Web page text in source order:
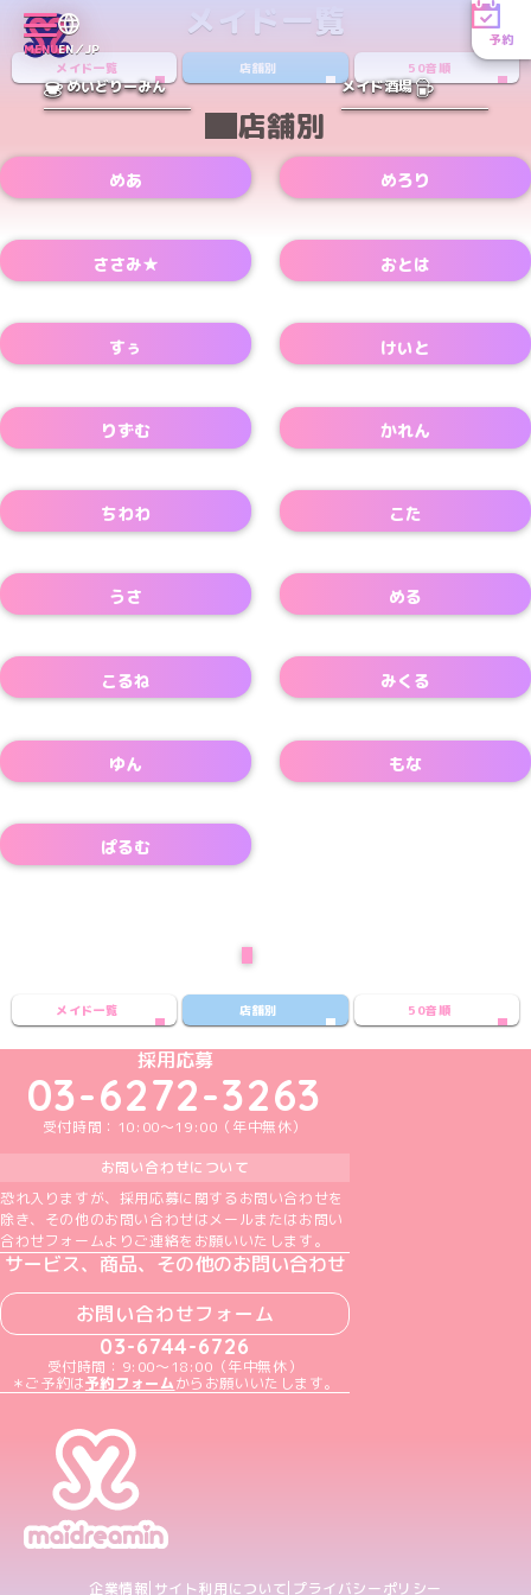
MENUEN／JP
予約
めいどりーみん メイド酒場
メイド一覧
メイド一覧 店舗別 50音順
店舗別
めあ
めろり
ささみ★
おとは
すぅ
けいと
りずむ
かれん
ちわわ
こた
うさ
める
こるね みくる
ゆん もな
ぱるむ
次のページ
メイド一覧 店舗別 50音順
めいどりーみんTikTok公式アカウント
めいどりーみんX公式アカウント
めいどりーみんInstagram公式アカウント
めいどりーみんFacebook公式アカウン
めいどりーみんYouTube公式アカ
採用応募
03-6272-3263
受付時間：10:00～19:00（年中無休）
お問い合わせについて
恐れ入りますが、採用応募に関するお問い合わせを
除き、その他のお問い合わせはメールまたはお問い
合わせフォームよりご連絡をお願いいたします。
サービス、商品、その他のお問い合わせ
お問い合わせフォーム
03-6744-6726
受付時間：9:00～18:00（年中無休）
＊ご予約は予約フォームからお願いいたします。
企業情報 サイト利用について プライバシーポリシー